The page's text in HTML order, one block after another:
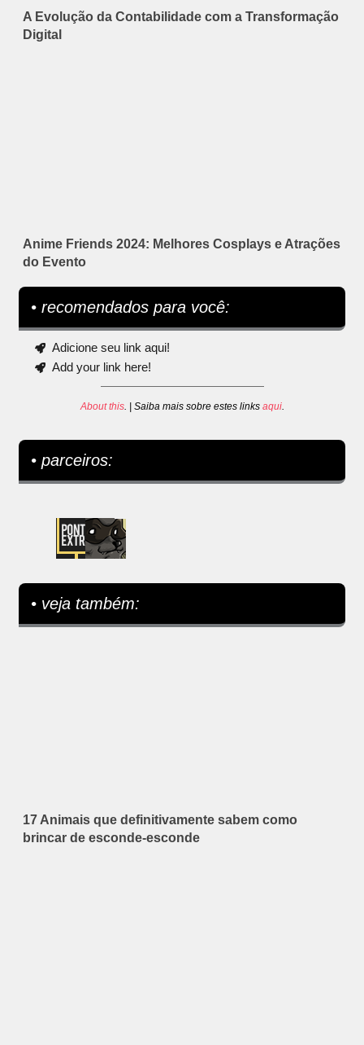
A Evolução da Contabilidade com a Transformação
Digital
Anime Friends 2024: Melhores Cosplays e Atrações
do Evento
• recomendados para você:
Adicione seu link aqui!
Add your link here!
About this. | Saiba mais sobre estes links aqui.
• parceiros:
• veja também:
17 Animais que definitivamente sabem como
brincar de esconde-esconde